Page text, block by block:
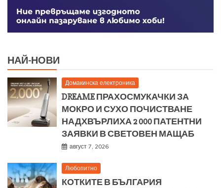
НАЙ-НОВИ
Домакинска електроника
DREAME ПРАХОСМУКАЧКИ ЗА
МОКРО И СУХО ПОЧИСТВАНЕ
НАДХВЪРЛИХА 2 000 ПАТЕНТНИ
ЗАЯВКИ В СВЕТОВЕН МАЩАБ
август 7, 2026
Любопитно
КОТКИТЕ В БЪЛГАРИЯ